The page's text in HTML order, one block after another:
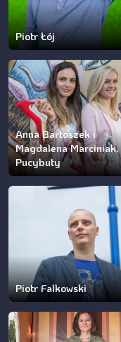
Piotr Łój
Anna Bartoszek i
Magdalena Marciniak.
Pucybuty
Piotr Falkowski